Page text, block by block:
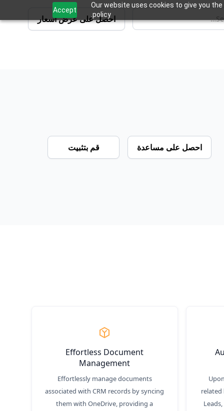
Our website uses cookies to give you
policy.
Accept
احصل على عرض أسعار
احصل على مساعدة قم بتثبيت
related
Effortless Document
Management
Effortlessly manage documents
associated with CRM records by syncing
them with OneDrive, providing a